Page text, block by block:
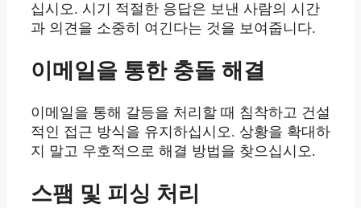
십시오. 시기 적절한 응답은 보낸 사람의 시간
과 의견을 소중히 여긴다는 것을 보여줍니다.
이메일을 통한 충돌 해결
이메일을 통해 갈등을 처리할 때 침착하고 건설
적인 접근 방식을 유지하십시오. 상황을 확대하
지 말고 우호적으로 해결 방법을 찾으십시오.
스팸 및 피싱 처리